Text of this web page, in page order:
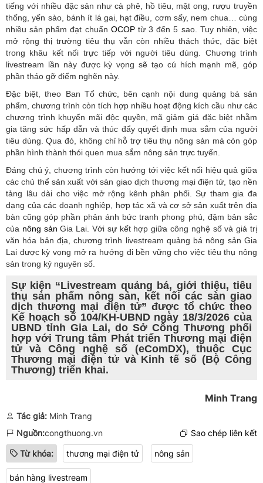
tiếng với nhiều đặc sản như cà phê, hồ tiêu, mật ong, rượu truyền
thống, yến sào, bánh ít lá gai, hạt điều, cơm sấy, nem chua… cùng
nhiều sản phẩm đạt chuẩn OCOPtừ 3 đến 5 sao. Tuy nhiên, việc
mở rộng thị trường tiêu thụ vẫn còn nhiều thách thức, đặc biệt
trong khâu kết nối trực tiếp với người tiêu dùng. Chương trình
livestream lần này được kỳ vọng sẽ tạo cú hích mạnh mẽ, góp
phần tháo gỡ điểm nghẽn này.
Đặc biệt, theo Ban Tổ chức, bên cạnh nội dung quảng bá sản
phẩm, chương trình còn tích hợp nhiều hoạt động kích cầu như các
chương trình khuyến mãi độc quyền, mã giảm giá đặc biệt nhằm
gia tăng sức hấp dẫn và thúc đẩy quyết định mua sắm của người
tiêu dùng. Qua đó, không chỉ hỗ trợ tiêu thụ nông sản mà còn góp
phần hình thành thói quen mua sắm nông sản trực tuyến.
Đáng chú ý, chương trình còn hướng tới việc kết nối hiệu quả giữa
các chủ thể sản xuất với sàn giao dịch thương mại điện tử, tạo nền
tảng lâu dài cho việc mở rộng kênh phân phối. Sự tham gia đa
dạng của các doanh nghiệp, hợp tác xã và cơ sở sản xuất trên địa
bàn cũng góp phần phản ánh bức tranh phong phú, đậm bản sắc
của nông sản Gia Lai. Với sự kết hợp giữa công nghệ số và giá trị
văn hóa bản địa, chương trình livestream quảng bá nông sản Gia
Lai được kỳ vọng mở ra hướng đi bền vững cho việc tiêu thụ nông
sản trong kỷ nguyên số.
Sự kiện “Livestream quảng bá, giới thiệu, tiêu
thụ sản phẩm nông sản, kết nối các sàn giao
dịch thương mại điện tử” được tổ chức theo
Kế hoạch số 104/KH-UBND ngày 18/3/2026 của
UBND tỉnh Gia Lai, do Sở Công Thương phối
hợp với Trung tâm Phát triển Thương mại điện
tử và Công nghệ số (eComDX), thuộc Cục
Thương mại điện tử và Kinh tế số (Bộ Công
Thương) triển khai.
Minh Trang
Tác giả: Minh Trang
Nguồn:congthuong.vn Sao chép liên kết
Từ khóa: thương mại điện tử nông sản
bán hàng livestream